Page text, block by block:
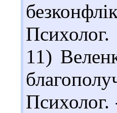
11)